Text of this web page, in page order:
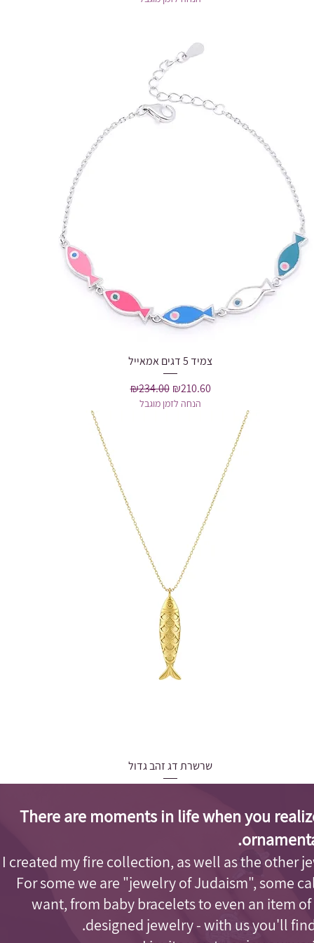
Quick Viewצמיד 5 דגים אמאייל
Regular Price
₪234.00 Sale Price
₪210.60
הנחה לזמן מוגבל
Quick View
שרשרת דג זהב גדול
הנחה לזמן מוגבל
There are moments in life when you
I created my fire collection, as well as the other
For some we are "jewelry of Judaism", some
want, from baby bracelets to even an item
designed jewelry - with us you'll